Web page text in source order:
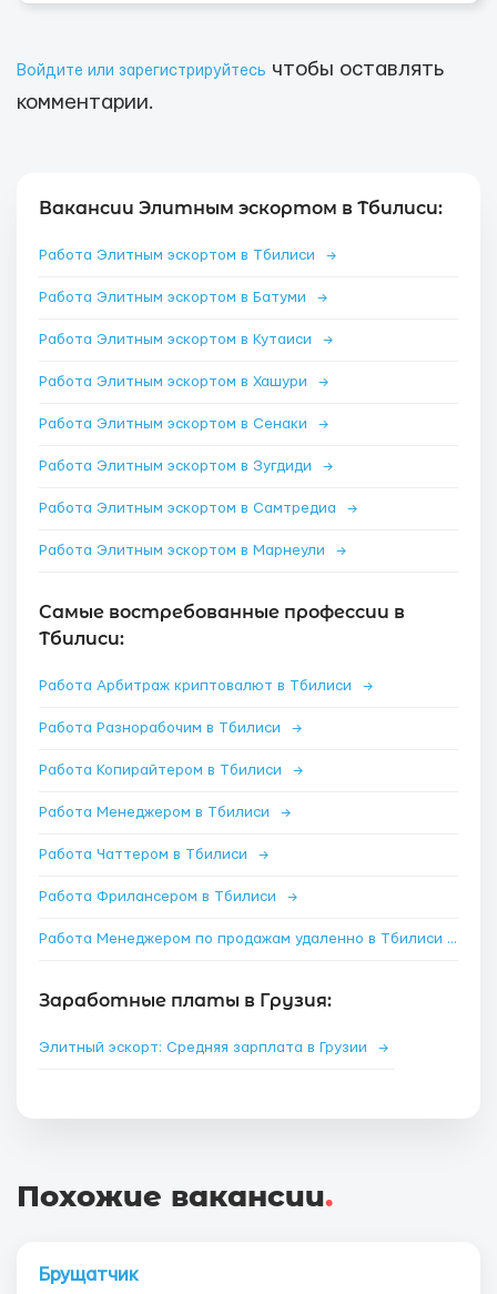
Войдите или зарегистрируйтесь чтобы оставлять
комментарии.
Вакансии Элитным эскортом в Тбилиси:
Работа Элитным эскортом в Тбилиси →
Работа Элитным эскортом в Батуми →
Работа Элитным эскортом в Кутаиси →
Работа Элитным эскортом в Хашури →
Работа Элитным эскортом в Сенаки →
Работа Элитным эскортом в Зугдиди →
Работа Элитным эскортом в Самтредиа →
Работа Элитным эскортом в Марнеули →
Самые востребованные профессии в
Тбилиси:
Работа Арбитраж криптовалют в Тбилиси →
Работа Разнорабочим в Тбилиси →
Работа Копирайтером в Тбилиси →
Работа Менеджером в Тбилиси →
Работа Чаттером в Тбилиси →
Работа Фрилансером в Тбилиси →
Работа Менеджером по продажам удаленно в Тбилиси→
Заработные платы в Грузия:
Элитный эскорт: Средняя зарплата в Грузии →
Похожие вакансии.
Брущатчик